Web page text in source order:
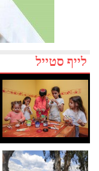
לייף סטייל